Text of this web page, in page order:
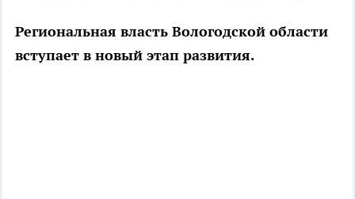
Региональная власть Вологодской области
вступает в новый этап развития.